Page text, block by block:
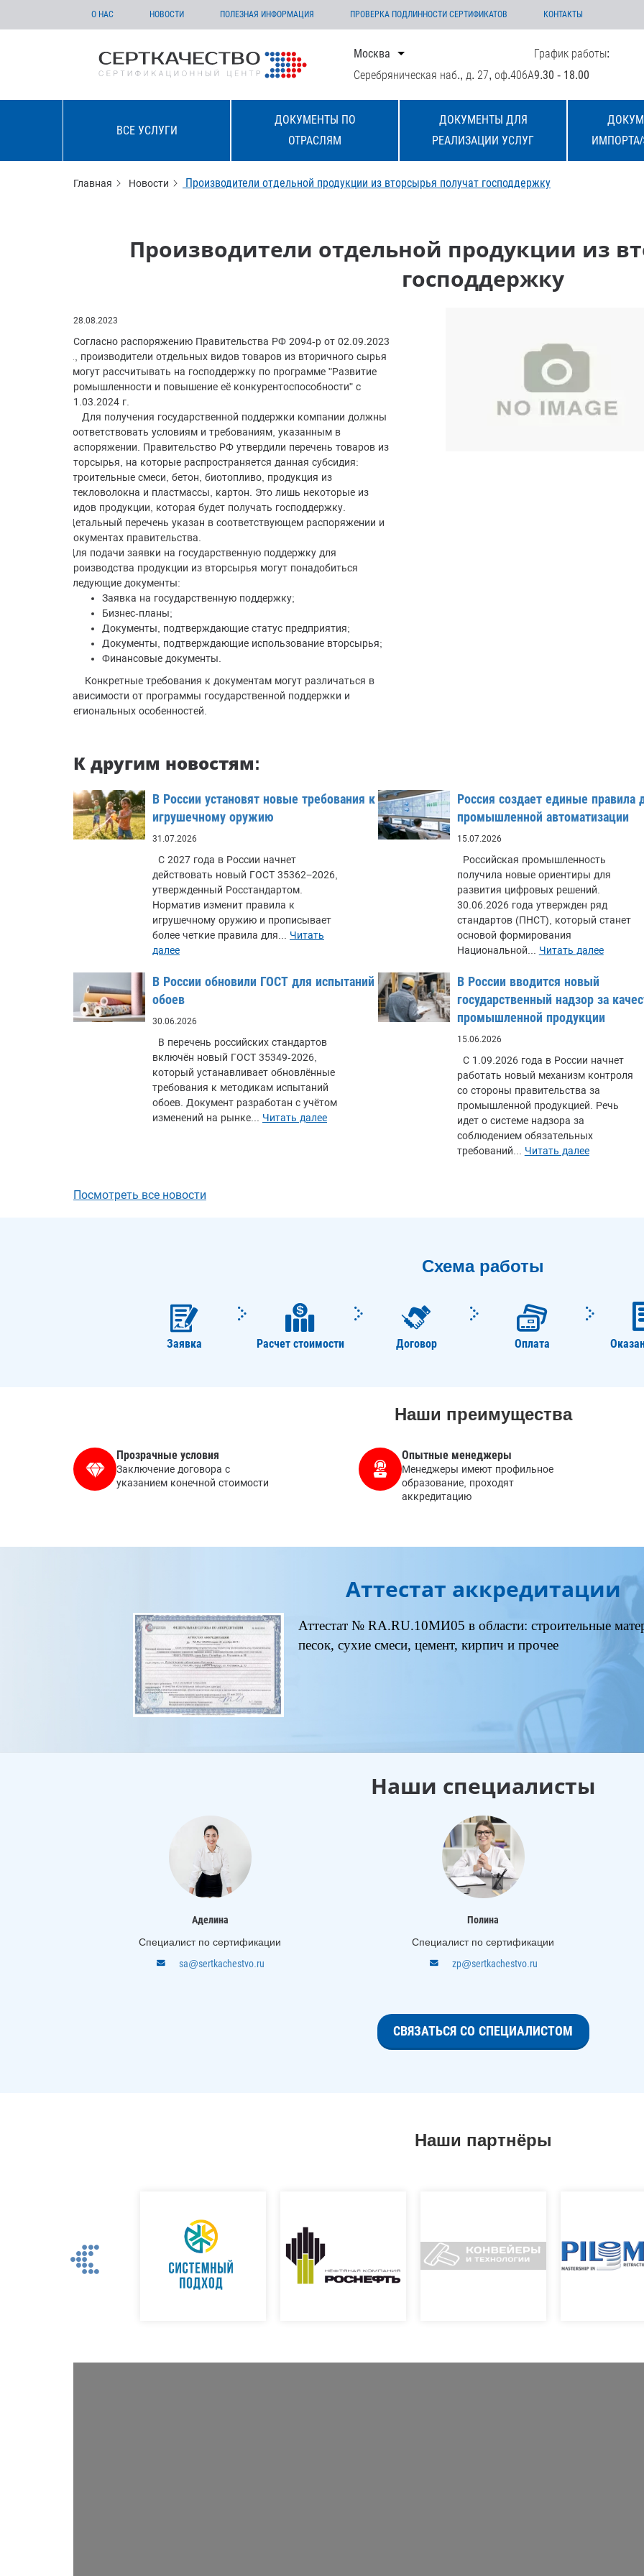
О НАС НОВОСТИ ПОЛЕЗНАЯ ИНФОРМАЦИЯ ПРОВЕРКА ПОДЛИННОСТИ СЕРТИФИКАТОВ КОНТАКТЫ
Москва
Серебряническая наб., д. 27, оф.406А
График работы:
9.30 - 18.00
ВСЕ УСЛУГИ
ДОКУМЕНТЫ ПО
ОТРАСЛЯМ
ДОКУМЕНТЫ ДЛЯ
РЕАЛИЗАЦИИ УСЛУГ
Главная Новости Производители отдельной продукции из вторсырья получат господдержку
Производители отдельной продукции из
господдержку
28.08.2023
Согласно распоряжению Правительства РФ 2094-р от 02.09.2023
г., производители отдельных видов товаров из вторичного сырья
смогут рассчитывать на господдержку по программе "Развитие
промышленности и повышение её конкурентоспособности" с
01.03.2024 г.
Для получения государственной поддержки компании должны
соответствовать условиям и требованиям, указанным в
распоряжении. Правительство РФ утвердили перечень товаров из
вторсырья, на которые распространяется данная субсидия:
строительные смеси, бетон, биотопливо, продукция из
стекловолокна и пластмассы, картон. Это лишь некоторые из
видов продукции, которая будет получать господдержку.
Детальный перечень указан в соответствующем распоряжении и
документах правительства.
Для подачи заявки на государственную поддержку для
производства продукции из вторсырья могут понадобиться
следующие документы:
Заявка на государственную поддержку;
Бизнес-планы;
Документы, подтверждающие статус предприятия;
Документы, подтверждающие использование вторсырья;
Финансовые документы.
Конкретные требования к документам могут различаться в
зависимости от программы государственной поддержки и
региональных особенностей.
К другим новостям:
В России установят новые требования к
игрушечному оружию
31.07.2026
С 2027 года в России начнет
действовать новый ГОСТ 35362−2026,
утвержденный Росстандартом.
Норматив изменит правила к
игрушечному оружию и прописывает
более четкие правила для... Читать
далее
Россия создает единые правила
промышленной автоматизации
15.07.2026
Российская промышленность
получила новые ориентиры для
развития цифровых решений.
30.06.2026 года утвержден ряд
стандартов (ПНСТ), который станет
основой формирования
Национальной... Читать далее
В России обновили ГОСТ для испытаний
обоев
30.06.2026
В перечень российских стандартов
включён новый ГОСТ 35349-2026,
который устанавливает обновлённые
требования к методикам испытаний
обоев. Документ разработан с учётом
изменений на рынке... Читать далее
В России вводится новый
государственный надзор за
промышленной продукции
15.06.2026
С 1.09.2026 года в России начнет
работать новый механизм контроля
со стороны правительства за
промышленной продукцией. Речь
идет о системе надзора за
соблюдением обязательных
требований... Читать далее
Посмотреть все новости
Схема работы
Заявка Расчет стоимости Договор Оплата
Наши преимущества
Прозрачные условия
Заключение договора с
указанием конечной стоимости
Опытные менеджеры
Менеджеры имеют профильное
образование, проходят
аккредитацию
Аттестат аккредитации
Аттестат № RA.RU.10МИ05 в области: строительные
песок, сухие смеси, цемент, кирпич и прочее
Наши специалисты
Аделина
Специалист по сертификации
sa@sertkachestvo.ru
Полина
Специалист по сертификации
zp@sertkachestvo.ru
СВЯЗАТЬСЯ СО СПЕЦИАЛИСТОМ
Наши партнёры